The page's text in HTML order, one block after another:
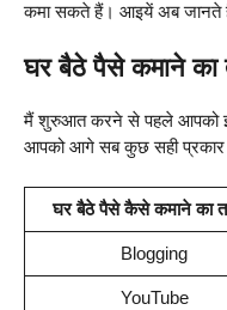
कमा सकते हैं। आइयें अब जानते
घर बैठे पैसे कमाने का
मैं शुरुआत करने से पहले आपको
आपको आगे सब कुछ सही
घर बैठे पैसे कैसे कमाने का
Blogging
YouTube